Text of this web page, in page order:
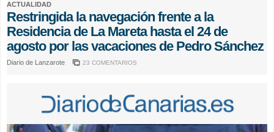
ACTUALIDAD
Restringida la navegación frente a la
Residencia de La Mareta hasta el 24 de
agosto por las vacaciones de Pedro Sánchez
Diario de Lanzarote 23 COMENTARIOS